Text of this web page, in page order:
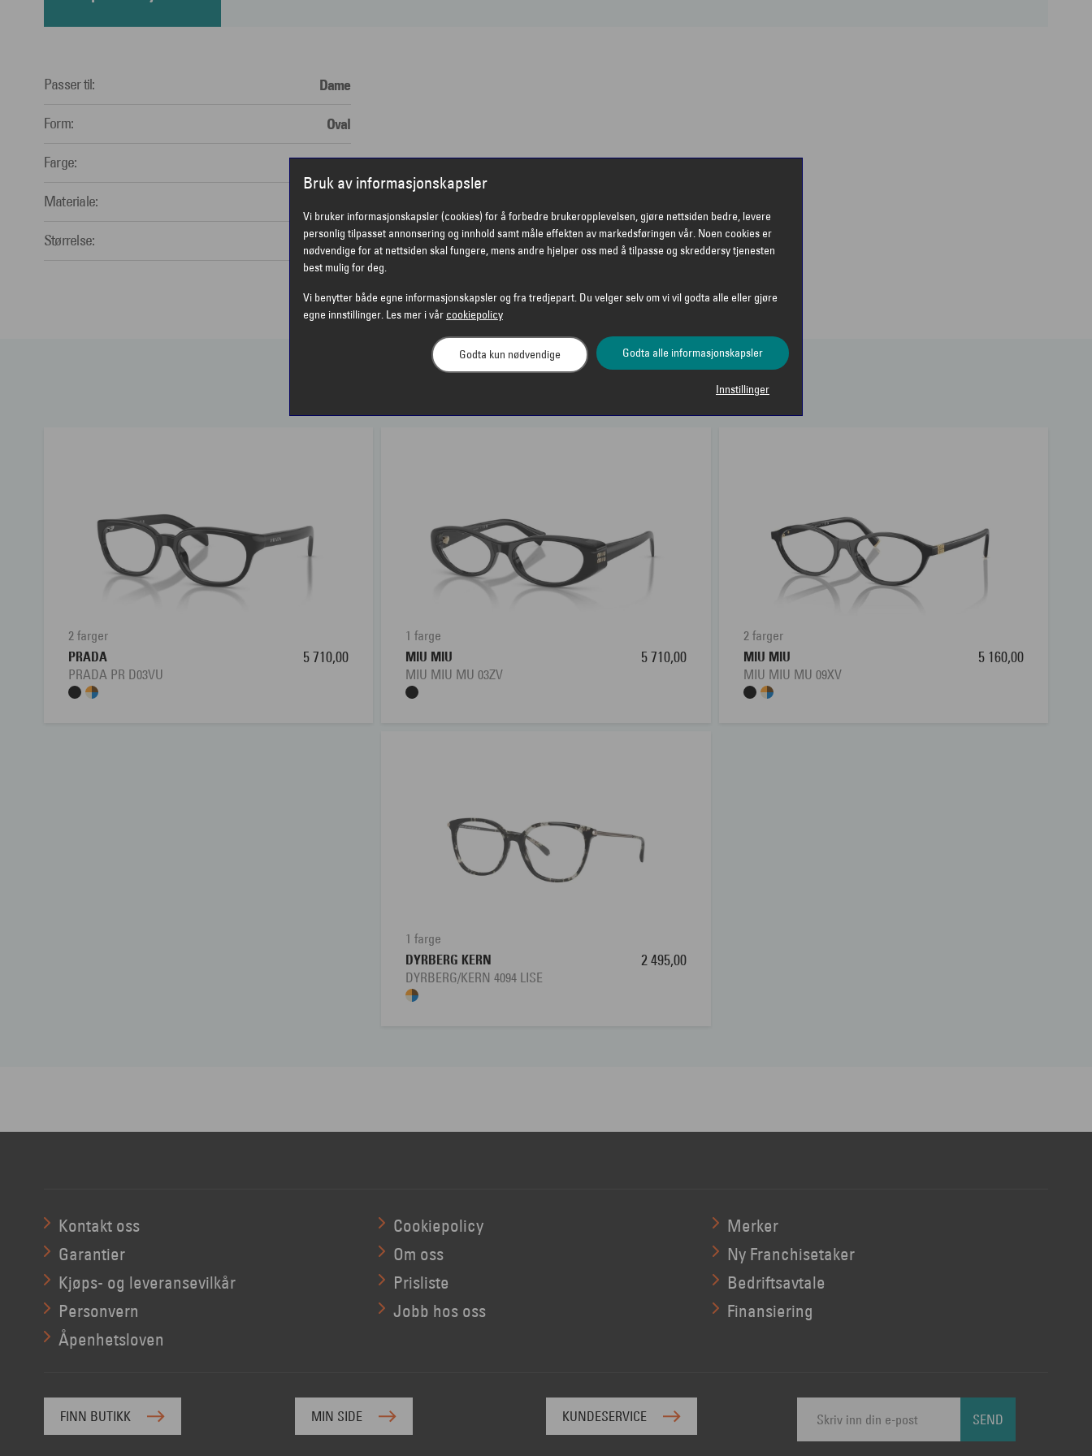
Passer til: Dame
Form: Oval
Farge: Sort
Materiale:
Størrelse: Medium
2 farger
PRADA
PRADA PR D03VU
5 710,00
1 farge
MIU MIU
MIU MIU MU 03ZV
5 710,00
2 farger
MIU MIU
MIU MIU MU 09XV
5 160,00
1 farge
DYRBERG KERN
DYRBERG/KERN 4094 LISE
2 495,00
Kontakt oss
Garantier
Kjøps- og leveransevilkår
Personvern
Åpenhetsloven
Cookiepolicy
Om oss
Prisliste
Jobb hos oss
Merker
Ny Franchisetaker
Bedriftsavtale
Finansiering
FINN BUTIKK MIN SIDE KUNDESERVICE SEND
Bruk av informasjonskapsler
Vi bruker informasjonskapsler (cookies) for å forbedre brukeropplevelsen, gjøre nettsiden bedre, levere
personlig tilpasset annonsering og innhold samt måle effekten av markedsføringen vår. Noen cookies er
nødvendige for at nettsiden skal fungere, mens andre hjelper oss med å tilpasse og skreddersy tjenesten
best mulig for deg.
Vi benytter både egne informasjonskapsler og fra tredjepart. Du velger selv om vi vil godta alle eller gjøre
egne innstillinger. Les mer i vår cookiepolicy
Godta alle informasjonskapsler
Godta kun nødvendige
Innstillinger